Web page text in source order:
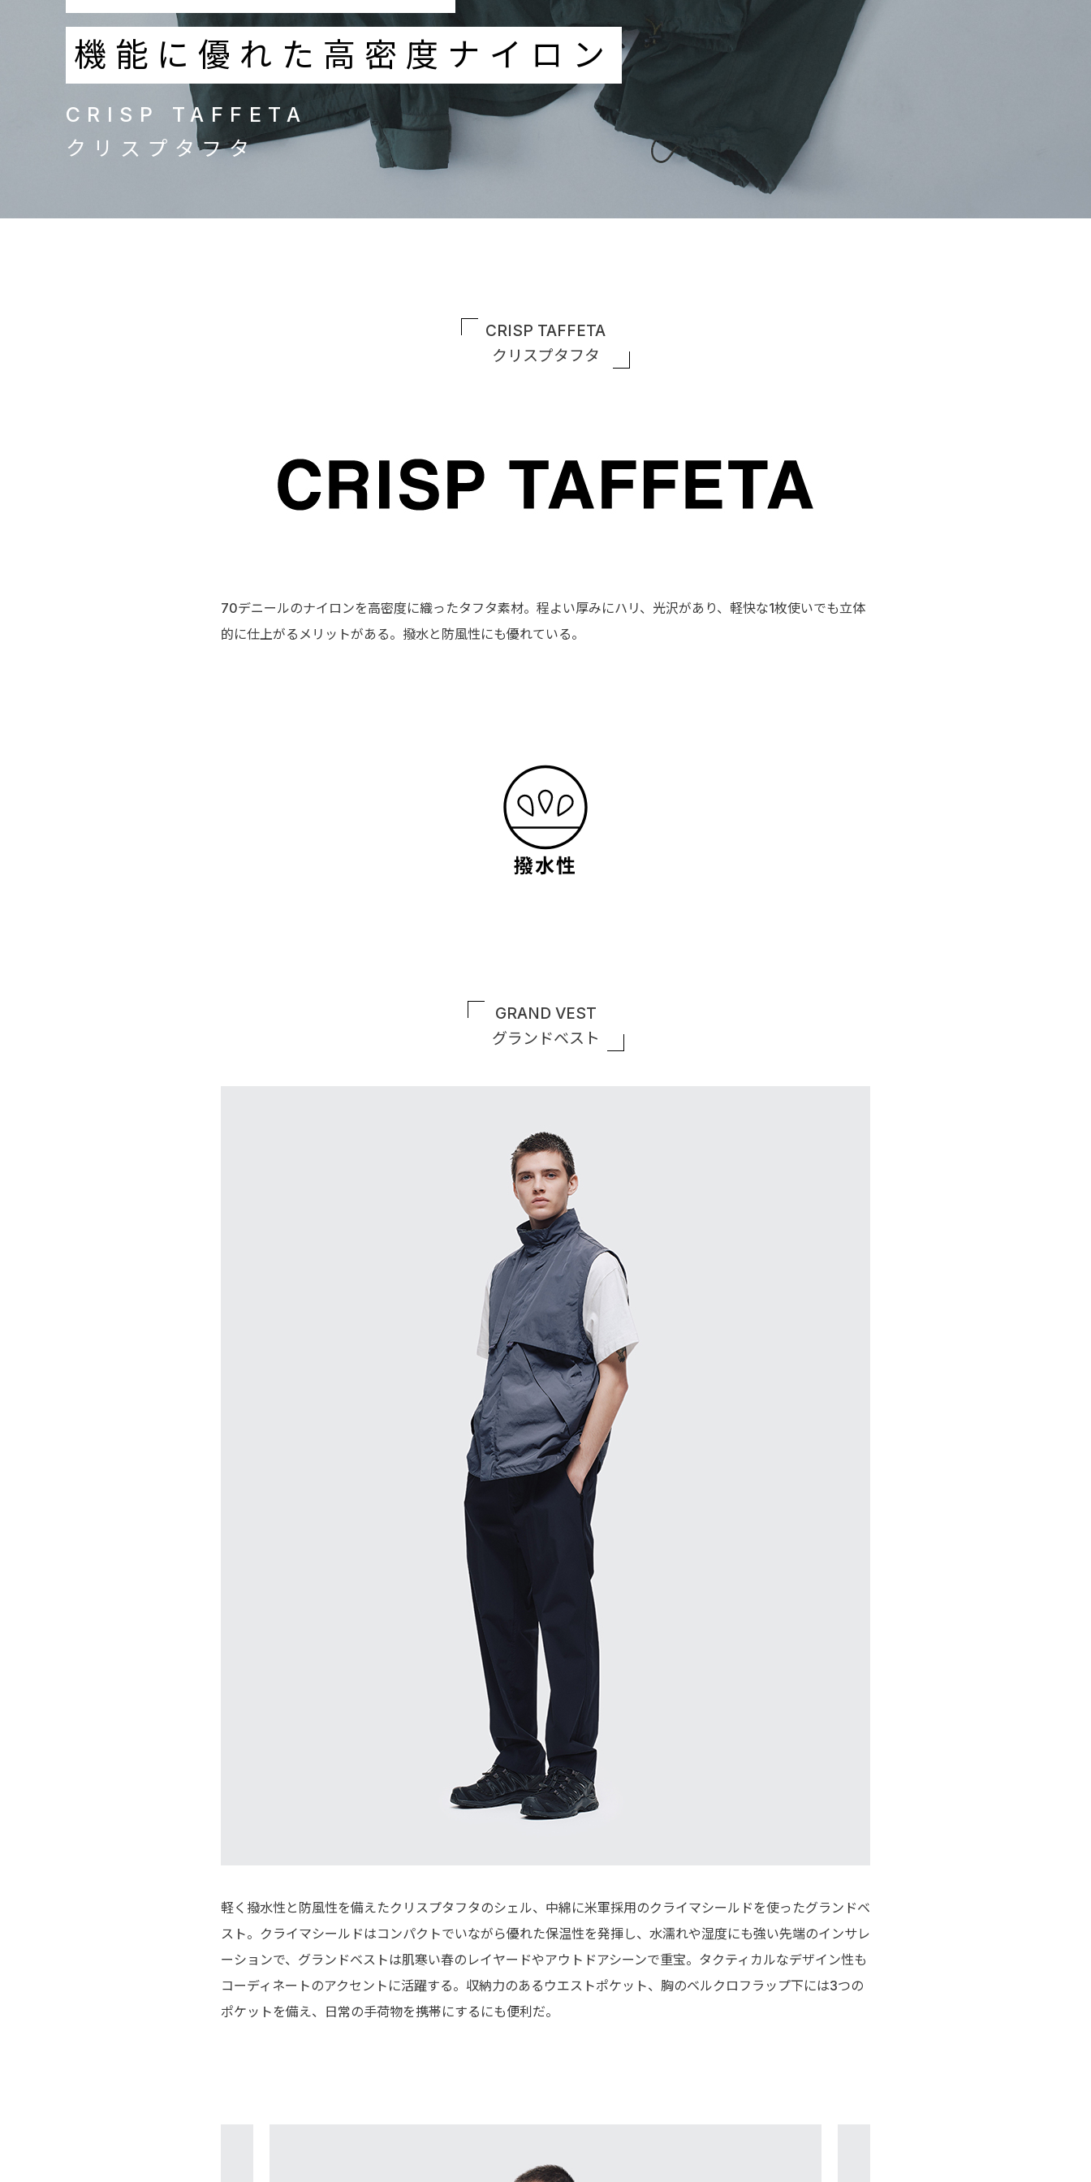
機能に優れた高密度ナイロン
CRISP TAFFETA
クリスプタフタ
CRISP TAFFETA
クリスプタフタ
70デニールのナイロンを高密度に織ったタフタ素材。程よい厚みにハリ、光沢があり、軽快な1枚使いでも立体
的に仕上がるメリットがある。撥水と防風性にも優れている。
GRAND VEST
グランドベスト
軽く撥水性と防風性を備えたクリスプタフタのシェル、中綿に米軍採用のクライマシールドを使ったグランドベ
スト。クライマシールドはコンパクトでいながら優れた保温性を発揮し、水濡れや湿度にも強い先端のインサレ
ーションで、グランドベストは肌寒い春のレイヤードやアウトドアシーンで重宝。タクティカルなデザイン性も
コーディネートのアクセントに活躍する。収納力のあるウエストポケット、胸のベルクロフラップ下には3つの
ポケットを備え、日常の手荷物を携帯にするにも便利だ。